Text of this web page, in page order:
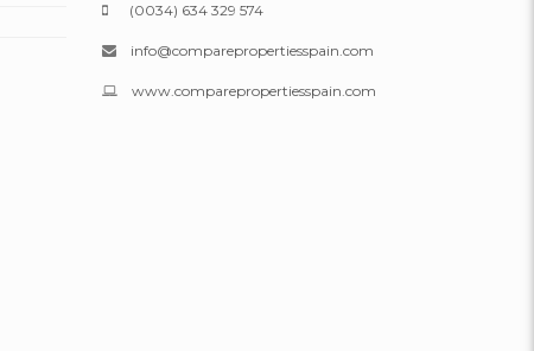
(0034) 634 329 574
info@comparepropertiesspain.com
www.comparepropertiesspain.com